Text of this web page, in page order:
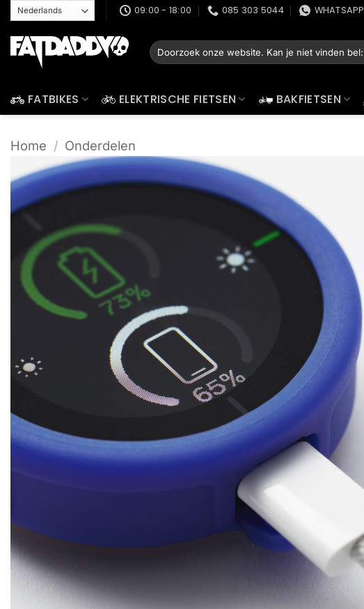
naar
inhoud
09:00 - 18:00 085 303 5044 WHATSAPP
Zoeken
naar:
FATBIKES ELEKTRISCHE FIETSEN BAKFIETSEN
Home / Onderdelen